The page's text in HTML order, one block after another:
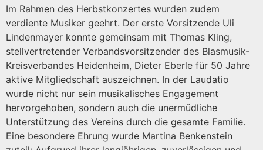
Im Rahmen des Herbstkonzertes wurden zudem
verdiente Musiker geehrt. Der erste Vorsitzende Uli
Lindenmayer konnte gemeinsam mit Thomas Kling,
stellvertretender Verbandsvorsitzender des Blasmusik-
Kreisverbandes Heidenheim, Dieter Eberle für 50 Jahre
aktive Mitgliedschaft auszeichnen. In der Laudatio
wurde nicht nur sein musikalisches Engagement
hervorgehoben, sondern auch die unermüdliche
Unterstützung des Vereins durch die gesamte Familie.
Eine besondere Ehrung wurde Martina Benkenstein